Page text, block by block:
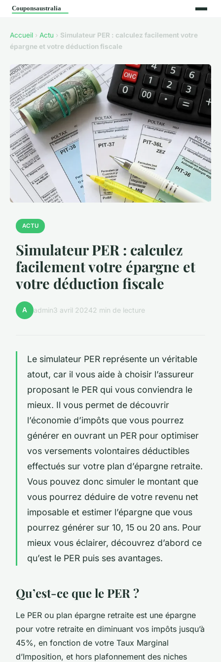
Accueil › Actu › Simulateur PER : calculez facilement votre
épargne et votre déduction fiscale
ACTU
Simulateur PER : calculez
facilement votre épargne et
votre déduction fiscale
A admin3 avril 20242 min de lecture
Le simulateur PER représente un véritable
atout, car il vous aide à choisir l’assureur
proposant le PER qui vous conviendra le
mieux. Il vous permet de découvrir
l’économie d’impôts que vous pourrez
générer en ouvrant un PER pour optimiser
vos versements volontaires déductibles
effectués sur votre plan d’épargne retraite.
Vous pouvez donc simuler le montant que
vous pourrez déduire de votre revenu net
imposable et estimer l’épargne que vous
pourrez générer sur 10, 15 ou 20 ans. Pour
mieux vous éclairer, découvrez d’abord ce
qu’est le PER puis ses avantages.
Qu’est-ce que le PER ?
Le PER ou plan épargne retraite est une épargne
pour votre retraite en diminuant vos impôts jusqu’à
45%, en fonction de votre Taux Marginal
d’Imposition, et hors plafonnement des niches